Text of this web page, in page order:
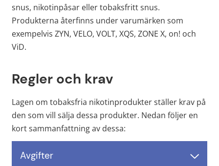
snus, nikotinpåsar eller tobaksfritt snus.
Produkterna återfinns under varumärken som
exempelvis ZYN, VELO, VOLT, XQS, ZONE X, on! och
ViD.
Regler och krav
Lagen om tobaksfria nikotinprodukter ställer krav på
den som vill sälja dessa produkter. Nedan följer en
kort sammanfattning av dessa:
Avgifter